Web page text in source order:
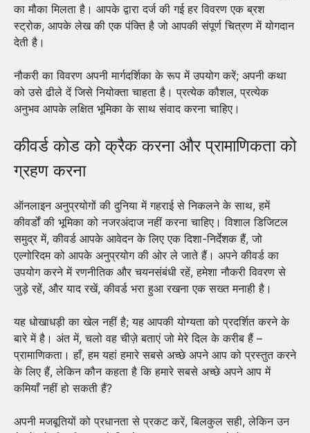
का मौका मिलता है। आपके द्वारा दर्ज की गई हर विवरण एक ब्रश
स्ट्रोक, आपके लेख की एक पंक्ति है जो आपकी संपूर्ण चित्रण में योगदान
देती है।
नौकरी का विवरण अपनी मार्गदर्शिका के रूप में उपयोग करें; अपनी कथा
को उसे ढीले दें जिसे नियोक्ता चाहता है। प्रत्येक कौशल, प्रत्येक
अनुभव आपके लक्षित भूमिका के साथ संवाद करना चाहिए।
कीवर्ड कोड को क्रैक करना और प्रामाणिकता को
ग्रहण करना
ऑनलाइन अनुप्रयोगों की दुनिया में गहराई से निकलने के साथ, हमें
कीवर्डों की भूमिका को नजरअंदाज नहीं करना चाहिए। विशाल डिजिटल
समुद्र में, कीवर्ड आपके आवेदन के लिए एक दिशा-निर्देशक हैं, जो
एल्गोरिदम को आपके अनुप्रयोग की ओर ले जाते हैं। अपने कीवर्ड का
उपयोग करने में रणनीतिक और चयनसंबंधी रहें, हमेशा नौकरी विवरण से
जुड़े रहें, और याद रखें, कीवर्ड भरा हुआ रखना एक सख्त मनाही है।
यह धोखाधड़ी का खेल नहीं है; यह आपकी योग्यता को प्रदर्शित करने के
बारे में है। अंत में, चलो वह चीज़े बताएं जो मेरे दिल के करीब हैं –
प्रामाणिकता। हाँ, हम यहां हमारे सबसे अच्छे अपने आप को प्रस्तुत करने
के लिए हैं, लेकिन कौन कहता है कि हमारे सबसे अच्छे अपने आप में
कमियाँ नहीं हो सकती हैं?
अपनी मजबूतियों को प्रधानता से प्रकट करें, बिलकुल सही, लेकिन उन